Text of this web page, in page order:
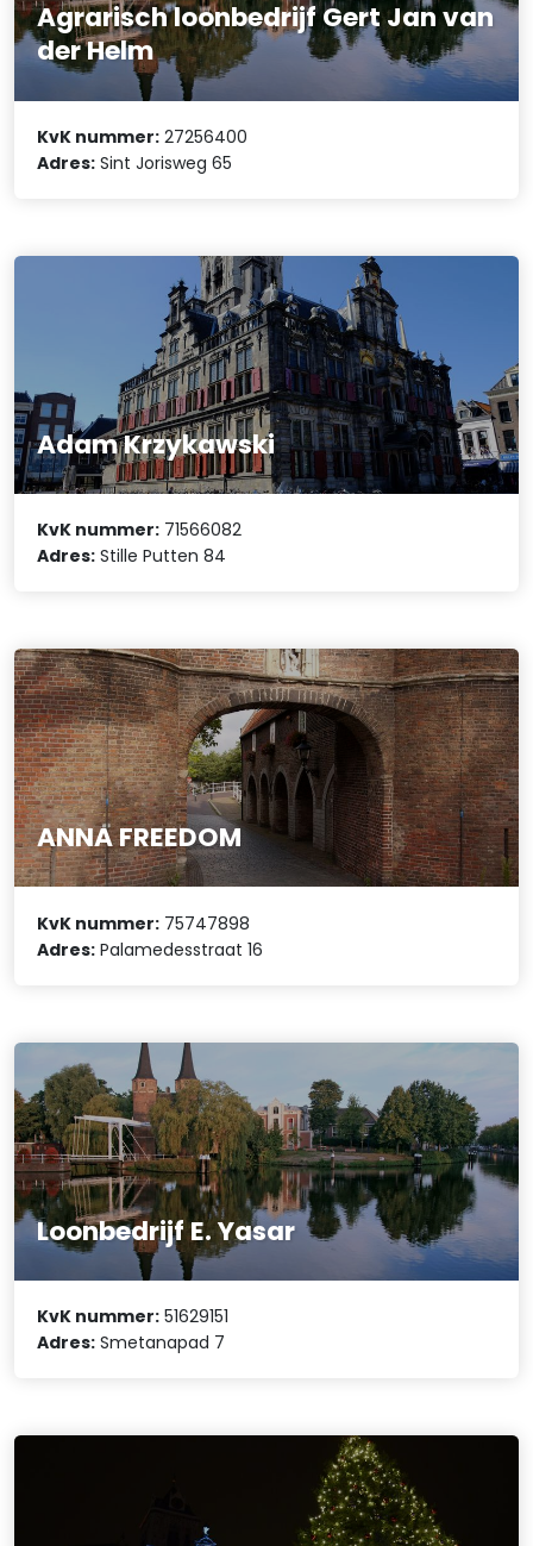
Agrarisch loonbedrijf Gert Jan van
der Helm
KvK nummer: 27256400
Adres: Sint Jorisweg 65
Adam Krzykawski
KvK nummer: 71566082
Adres: Stille Putten 84
ANNA FREEDOM
KvK nummer: 75747898
Adres: Palamedesstraat 16
Loonbedrijf E. Yasar
KvK nummer: 51629151
Adres: Smetanapad 7